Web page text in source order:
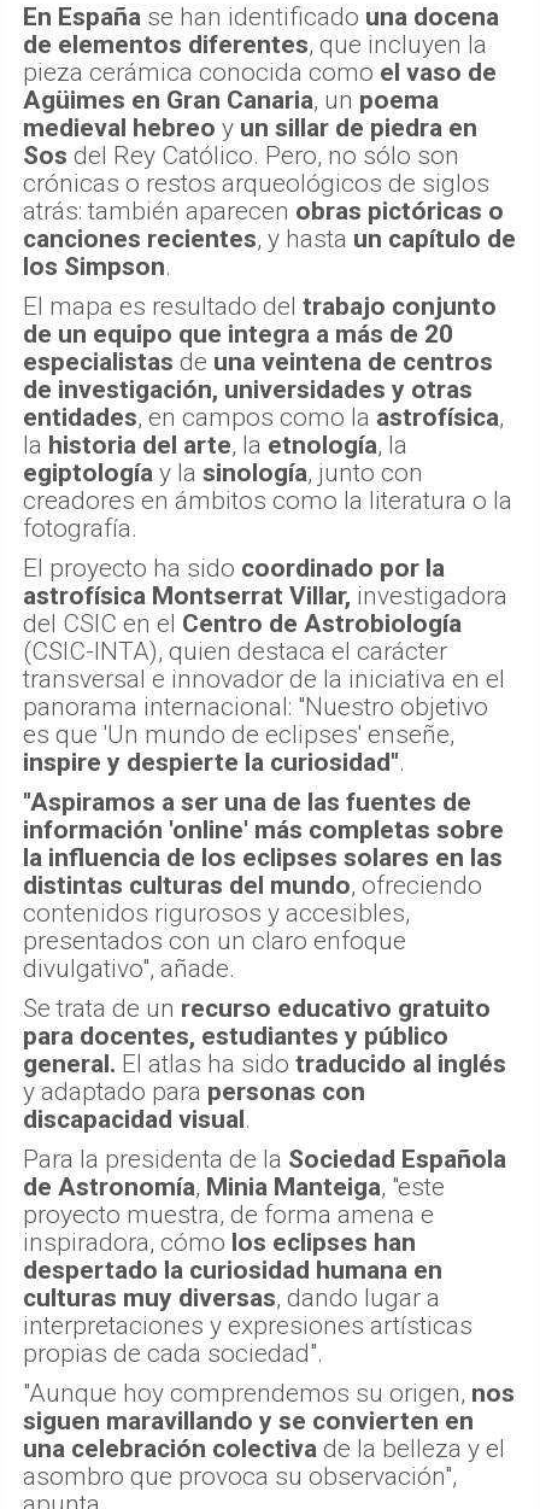
En España se han identificado una docena
de elementos diferentes, que incluyen la
pieza cerámica conocida como el vaso de
Agüimes en Gran Canaria, un poema
medieval hebreo y un sillar de piedra en
Sos del Rey Católico. Pero, no sólo son
crónicas o restos arqueológicos de siglos
atrás: también aparecen obras pictóricas o
canciones recientes, y hasta un capítulo de
los Simpson.
El mapa es resultado del trabajo conjunto
de un equipo que integra a más de 20
especialistas de una veintena de centros
de investigación, universidades y otras
entidades, en campos como la astrofísica,
la historia del arte, la etnología, la
egiptología y la sinología, junto con
creadores en ámbitos como la literatura o la
fotografía.
El proyecto ha sido coordinado por la
astrofísica Montserrat Villar, investigadora
del CSIC en el Centro de Astrobiología
(CSIC-INTA), quien destaca el carácter
transversal e innovador de la iniciativa en el
panorama internacional: "Nuestro objetivo
es que 'Un mundo de eclipses' enseñe,
inspire y despierte la curiosidad".
"Aspiramos a ser una de las fuentes de
información 'online' más completas sobre
la influencia de los eclipses solares en las
distintas culturas del mundo, ofreciendo
contenidos rigurosos y accesibles,
presentados con un claro enfoque
divulgativo", añade.
Se trata de un recurso educativo gratuito
para docentes, estudiantes y público
general. El atlas ha sido traducido al inglés
y adaptado para personas con
discapacidad visual.
Para la presidenta de la Sociedad Española
de Astronomía, Minia Manteiga, "este
proyecto muestra, de forma amena e
inspiradora, cómo los eclipses han
despertado la curiosidad humana en
culturas muy diversas, dando lugar a
interpretaciones y expresiones artísticas
propias de cada sociedad".
"Aunque hoy comprendemos su origen, nos
siguen maravillando y se convierten en
una celebración colectiva de la belleza y el
asombro que provoca su observación",